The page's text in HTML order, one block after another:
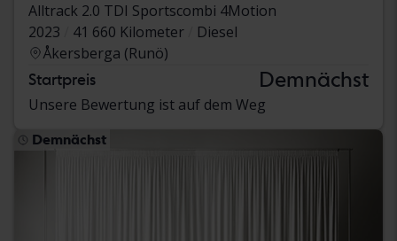
Alltrack 2.0 TDI Sportscombi 4Motion
2023
41 660 Kilometer
Diesel
Åkersberga (Runö)
Startpreis Demnächst
Unsere Bewertung ist auf dem Weg
Demnächst